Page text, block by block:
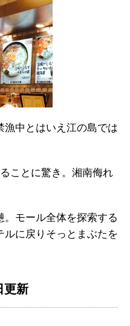
漁中とはいえ江の島では
ことに驚き。湘南侮れ
。モール全体を探索する
に戻りそっとまぶたを
更新